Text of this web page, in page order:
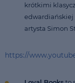
krótkimi
edwardiańskiej
artysta Simon
https://